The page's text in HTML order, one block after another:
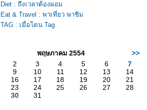
Diet : ถึงเวลาต้องผอม
Eat & Travel : พาเที่ยว พาชิม
TAG : เมื่อโดน Tag
พฤษภาคม 2554
>>
2 3 4 5 6
7
9 10 11 12 13
14
16 17 18 19 20
21
23 24 25 26 27
28
30 31